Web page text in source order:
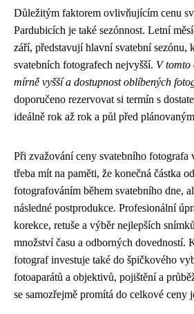
Důležitým faktorem ovlivňujícím cenu
Pardubicích je také sezónnost. Letní
září, představují hlavní svatební sezónu,
svatebních fotografech nejvyšší. V tomto
mírně vyšší a dostupnost oblíbených
doporučeno rezervovat si termín s
ideálně rok až rok a půl před
Při zvažování ceny svatebního fotografa
třeba mít na paměti, že konečná částka
fotografováním během svatebního dne,
následné postprodukce. Profesionální
korekce, retuše a výběr nejlepších
množství času a odborných dovedností.
fotograf investuje také do špičkového
fotoaparátů a objektivů, pojištění a
se samozřejmě promítá do celkové ceny